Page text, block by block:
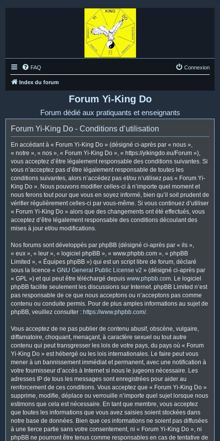
FAQ Connexion
Index du forum
Forum Yi-King Do
Forum dédié aux pratiquants et enseignants
Forum Yi-King Do - Conditions d’utilisation
En accédant à « Forum Yi-King Do » (désigné ci-après par « nous »,
« notre », « nos », « Forum Yi-King Do », « https://yikingdo.eu/Forum »),
vous acceptez d’être légalement responsable des conditions suivantes. Si
vous n’acceptez pas d’être légalement responsable de toutes les
conditions suivantes, alors n’accédez pas et/ou n’utilisez pas « Forum Yi-
King Do ». Nous pouvons modifier celles-ci à n’importe quel moment et
nous ferons tout pour que vous en soyez informé, bien qu’il soit prudent de
vérifier régulièrement celles-ci par vous-même. Si vous continuez d’utiliser
« Forum Yi-King Do » alors que des changements ont été effectués, vous
acceptez d’être légalement responsable des conditions découlant des
mises à jour et/ou modifications.
Nos forums sont développés par phpBB (désigné ci-après par « ils »,
« eux », « leur », « logiciel phpBB », « www.phpbb.com », « phpBB
Limited », « Équipes phpBB ») qui est un script libre de forum, déclaré
sous la licence « GNU General Public License v2 » (désigné ci-après par
« GPL ») et qui peut être téléchargé depuis www.phpbb.com. Le logiciel
phpBB facilite seulement les discussions sur Internet. phpBB Limited n’est
pas responsable de ce que nous acceptons ou n’acceptons pas comme
contenu ou conduite permis. Pour de plus amples informations au sujet de
phpBB, veuillez consulter : https://www.phpbb.com/.
Vous acceptez de ne pas publier de contenu abusif, obscène, vulgaire,
diffamatoire, choquant, menaçant, à caractère sexuel ou tout autre
contenu qui peut transgresser les lois de votre pays, du pays où « Forum
Yi-King Do » est hébergé ou les lois internationales. Le faire peut vous
mener à un bannissement immédiat et permanent, avec une notification à
votre fournisseur d’accès à Internet si nous le jugeons nécessaire. Les
adresses IP de tous les messages sont enregistrées pour aider au
renforcement de ces conditions. Vous acceptez que « Forum Yi-King Do »
supprime, modifie, déplace ou verrouille n’importe quel sujet lorsque nous
estimons que cela est nécessaire. En tant que membre, vous acceptez
que toutes les informations que vous avez saisies soient stockées dans
notre base de données. Bien que ces informations ne soient pas diffusées
à une tierce partie sans votre consentement, ni « Forum Yi-King Do », ni
phpBB ne pourront être tenus comme responsables en cas de tentative de